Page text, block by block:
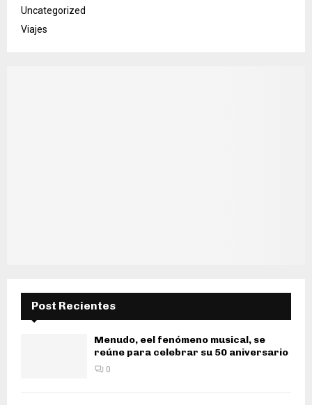
Uncategorized
Viajes
Post Recientes
Menudo, eel fenómeno musical, se
reúne para celebrar su 50 aniversario
0